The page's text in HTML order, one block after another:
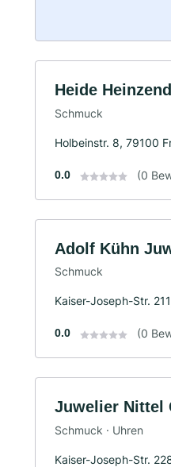
Heide
Schmuck
Holbeinstr. 8, 79100
0.0 (0
Adolf Kühn
Schmuck
Kaiser-Joseph-Str.
0.0 (0
Juwelier Nittel
Schmuck · Uhren
Kaiser-Joseph-Str.